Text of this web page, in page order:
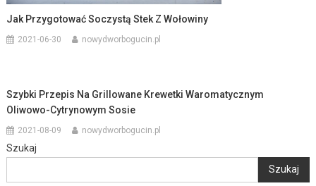
Jak Przygotować Soczystą Stek Z Wołowiny
2021-06-30 nowydworbogucin.pl
Szybki Przepis Na Grillowane Krewetki Waromatycznym
Oliwowo-Cytrynowym Sosie
2021-08-09 nowydworbogucin.pl
Szukaj
Szukaj